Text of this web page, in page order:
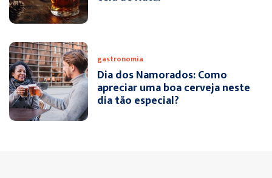
gastronomia
Dia dos Namorados: Como
apreciar uma boa cerveja neste
dia tão especial?